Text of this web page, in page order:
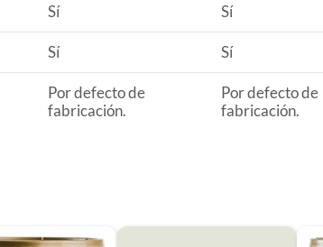
Sí Sí
Sí Sí
Por defecto de
fabricación.
Por defecto de
fabricación.